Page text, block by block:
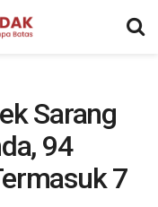
Sarang
94
7